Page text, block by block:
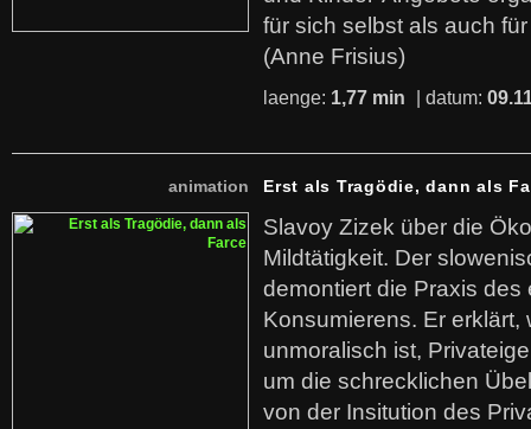
für sich selbst als auch
(Anne Frisius)
laenge: 1,77 min | datum:
animation Erst als Tragödie, dann als
Slavoy Zizek über die
Mildtätigkeit. Der
demontiert die Praxis des
Konsumierens. Er erklärt,
unmoralisch ist,
um die schrecklichen
von der Insitution des